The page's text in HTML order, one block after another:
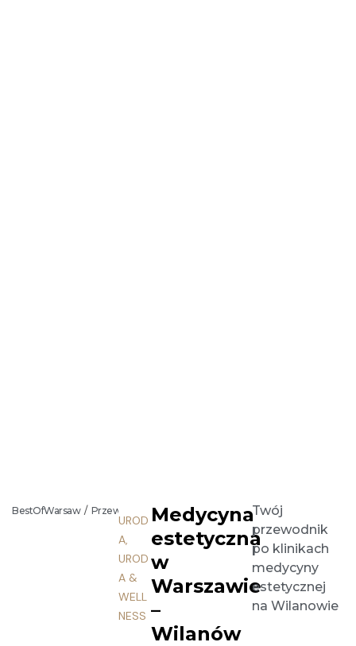
BestOfWarsaw / Przewodniki / Uroda & Wellness / Uroda /
UROD
A
UROD
A &
WELL
NESS
Medycyna
estetyczna
w
Warszawie
–
Wilanów
Twój
przewodnik
po klinikach
medycyny
estetycznej
na Wilanowie